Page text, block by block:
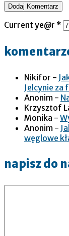
Current ye@r *
Nikifor -
Jelcynie za
Anonim -
Krzysztof
Monika -
Anonim -
węglowe
napisz do